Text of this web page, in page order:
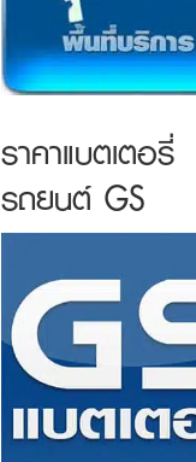
ราคาแบตเตอรี่
รถยนต์ GS